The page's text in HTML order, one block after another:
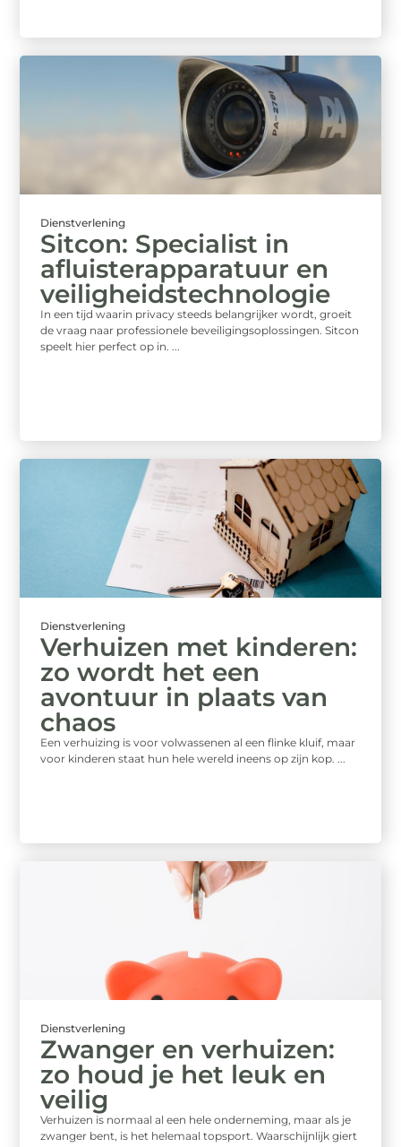
Dienstverlening
Sitcon: Specialist in
afluisterapparatuur en
veiligheidstechnologie
In een tijd waarin privacy steeds belangrijker wordt, groeit
de vraag naar professionele beveiligingsoplossingen. Sitcon
speelt hier perfect op in. ...
Dienstverlening
Verhuizen met kinderen:
zo wordt het een
avontuur in plaats van
chaos
Een verhuizing is voor volwassenen al een flinke kluif, maar
voor kinderen staat hun hele wereld ineens op zijn kop. ...
Dienstverlening
Zwanger en verhuizen:
zo houd je het leuk en
veilig
Verhuizen is normaal al een hele onderneming, maar als je
zwanger bent, is het helemaal topsport. Waarschijnlijk giert